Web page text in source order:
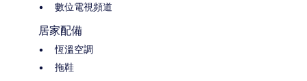
數位電視頻道
居家配備
恆溫空調
拖鞋